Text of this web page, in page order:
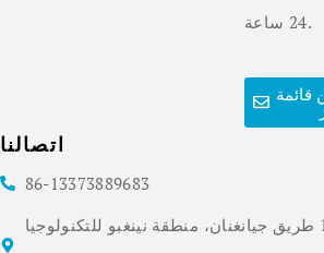
24 ساعة.
قائمة
اتصالنا
86-13373889683
رقم 1958 طريق جيانغنان، منطقة نينغبو للتكنولوجيا